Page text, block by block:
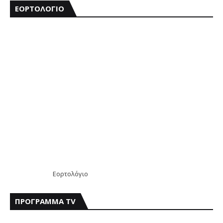
ΕΟΡΤΟΛΟΓΙΟ
Εορτολόγιο
ΠΡΟΓΡΑΜΜΑ TV